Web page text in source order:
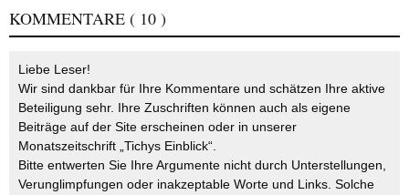
KOMMENTARE ( 10 )
Liebe Leser!
Wir sind dankbar für Ihre Kommentare und schätzen Ihre aktive
Beteiligung sehr. Ihre Zuschriften können auch als eigene
Beiträge auf der Site erscheinen oder in unserer
Monatszeitschrift „Tichys Einblick“.
Bitte entwerten Sie Ihre Argumente nicht durch Unterstellungen,
Verunglimpfungen oder inakzeptable Worte und Links. Solche